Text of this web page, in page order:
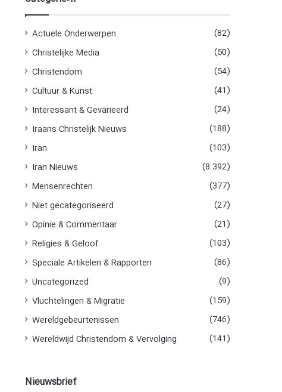
n
Actuele Onderwerpen
(82)
Christelijke Media
(50)
Christendom
(54)
Cultuur & Kunst
(41)
Interessant & Gevarieerd
(24)
Iraans Christelijk Nieuws
(188)
Iran
(103)
Iran Nieuws
(8.392)
Mensenrechten
(377)
Niet gecategoriseerd
(27)
Opinie & Commentaar
(21)
Religies & Geloof
(103)
Speciale Artikelen & Rapporten
(86)
Uncategorized
(9)
Vluchtelingen & Migratie
(159)
Wereldgebeurtenissen
(746)
Wereldwijd Christendom & Vervolging
(141)
Nieuwsbrief